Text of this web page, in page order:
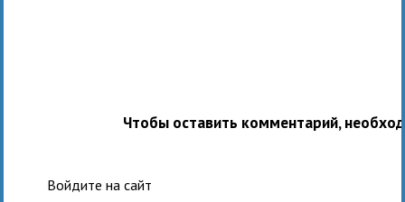
Чтобы оставить комментарий,
Войдите на сайт